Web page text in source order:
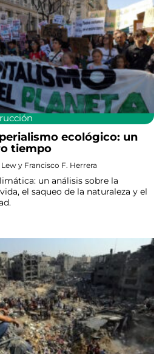
ecológico: un
tiempo
y Francisco F. Herrera
un análisis sobre la
el saqueo de la naturaleza y el